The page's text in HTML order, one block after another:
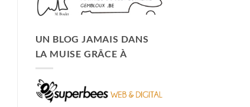
UN BLOG JAMAIS DANS
LA MUISE GRÂCE À